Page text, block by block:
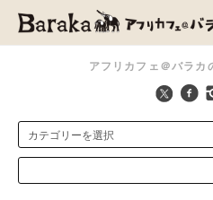
アフリカフェ＠バラカ